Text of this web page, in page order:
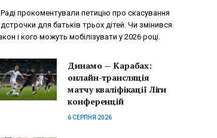
прокоментували петицію про скасування
для батьків трьох дітей. Чи змінився
і кого можуть мобілізувати у 2026 році.
Динамо — Карабах:
онлайн-трансляція
матчу кваліфікації Ліги
конференцій
6 СЕРПНЯ 2026